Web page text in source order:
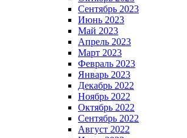
Сентябрь 2023
Июнь 2023
Май 2023
Апрель 2023
Март 2023
Февраль 2023
Январь 2023
Декабрь 2022
Ноябрь 2022
Октябрь 2022
Сентябрь 2022
Август 2022